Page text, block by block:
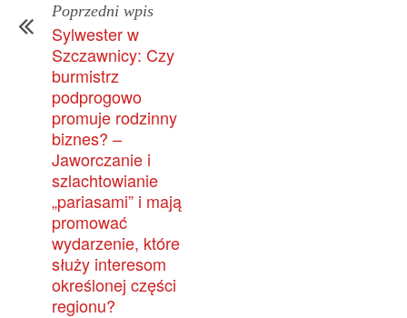
Poprzedni wpis
Sylwester w
Szczawnicy: Czy
burmistrz
podprogowo
promuje rodzinny
biznes? –
Jaworczanie i
szlachtowianie
„pariasami” i mają
promować
wydarzenie, które
służy interesom
określonej części
regionu?